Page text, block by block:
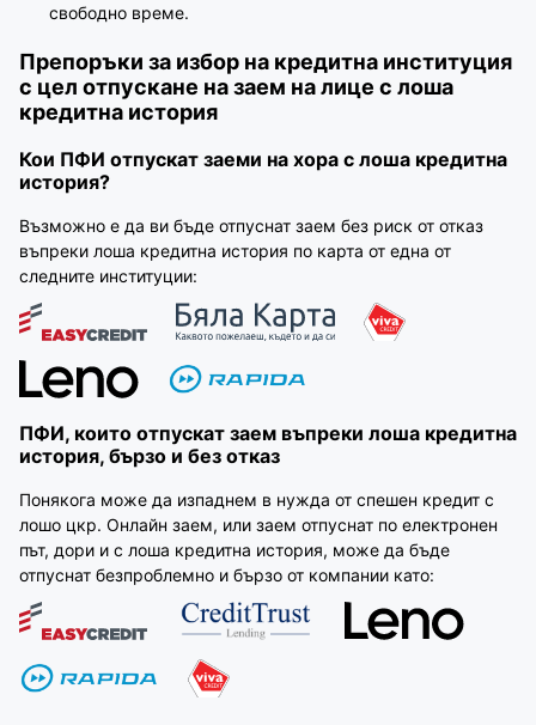
свободно време.
Препоръки за избор на кредитна институция
с цел отпускане на заем на лице с лоша
кредитна история
Кои ПФИ отпускат заеми на хора с лоша кредитна
история?
Възможно е да ви бъде отпуснат заем без риск от отказ
въпреки лоша кредитна история по карта от една от
следните институции:
ПФИ, които отпускат заем въпреки лоша кредитна
история, бързо и без отказ
Понякога може да изпаднем в нужда от спешен кредит с
лошо цкр. Онлайн заем, или заем отпуснат по електронен
път, дори и с лоша кредитна история, може да бъде
отпуснат безпроблемно и бързо от компании като: